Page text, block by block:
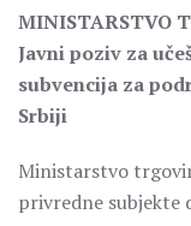
MINISTARSTVO
Javni poziv za
subvencija za
Srbiji
Ministarstvo
privredne subjekte